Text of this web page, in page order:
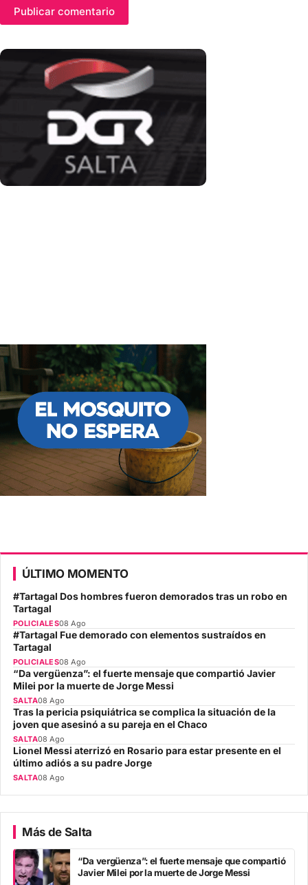
Publicar comentario
ÚLTIMO MOMENTO
#Tartagal Dos hombres fueron demorados tras un robo en
Tartagal
POLICIALES08 Ago
#Tartagal Fue demorado con elementos sustraídos en
Tartagal
POLICIALES08 Ago
“Da vergüenza”: el fuerte mensaje que compartió Javier
Milei por la muerte de Jorge Messi
SALTA08 Ago
Tras la pericia psiquiátrica se complica la situación de la
joven que asesinó a su pareja en el Chaco
SALTA08 Ago
Lionel Messi aterrizó en Rosario para estar presente en el
último adiós a su padre Jorge
SALTA08 Ago
Más de Salta
“Da vergüenza”: el fuerte mensaje que compartió
Javier Milei por la muerte de Jorge Messi